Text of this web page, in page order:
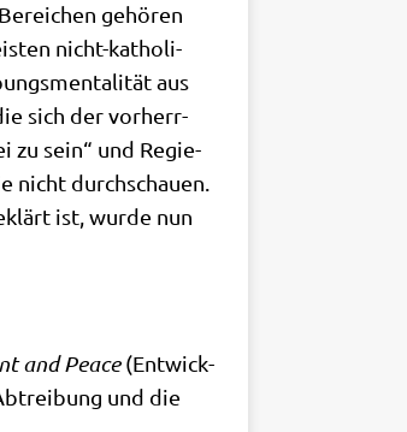
gehö­ren
nicht-katho­li­
aus
sich der vor­herr­
zu sein“ und Regie­
durch­schau­en.
ist, wur­de nun
and Peace(Ent­wick­
und die